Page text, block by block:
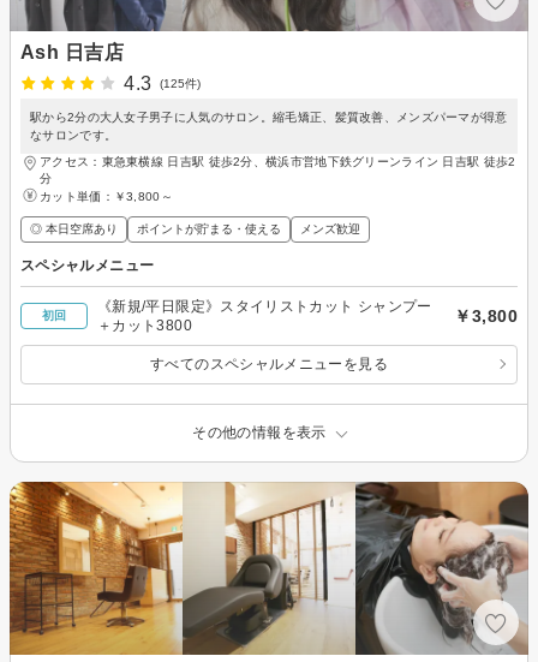
Ash 日吉店
4.3
(125件)
駅から2分の大人女子男子に人気のサロン。縮毛矯正、髪質改善、メンズパーマが得意
なサロンです。
アクセス：東急東横線 日吉駅 徒歩2分、横浜市営地下鉄グリーンライン 日吉駅 徒歩2
分
カット単価： ￥3,800～
◎ 本日空席あり ポイントが貯まる・使える メンズ歓迎
スペシャルメニュー
初回
《新規/平日限定》スタイリストカット シャンプー
＋カット3800
￥3,800
すべてのスペシャルメニューを見る
その他の情報を表示